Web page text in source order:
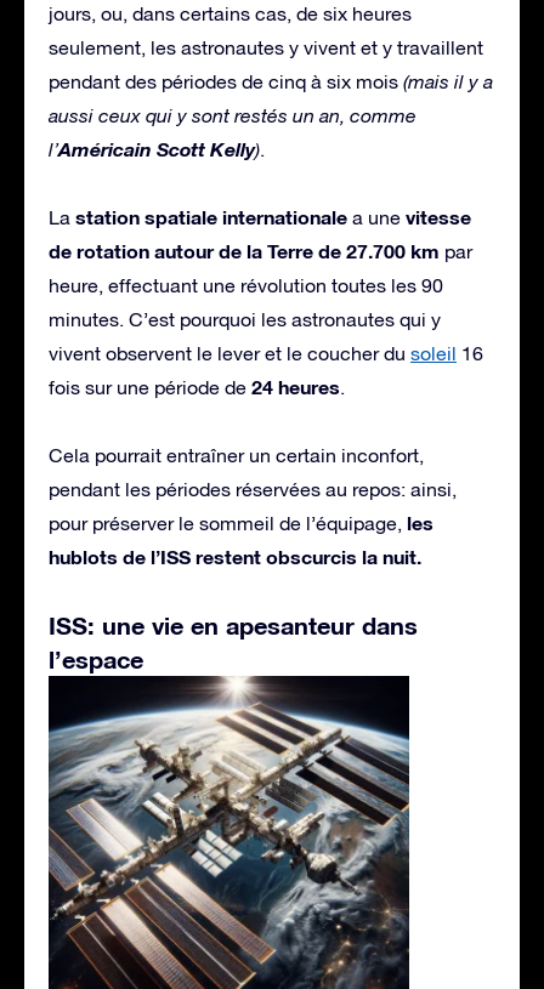
jours, ou, dans certains cas, de six heures
seulement, les astronautes y vivent et y travaillent
pendant des périodes de cinq à six mois (mais il y a
aussi ceux qui y sont restés un an, comme
l’Américain Scott Kelly).
La station spatiale internationale a une vitesse
de rotation autour de la Terre de 27.700 km par
heure, effectuant une révolution toutes les 90
minutes. C’est pourquoi les astronautes qui y
vivent observent le lever et le coucher du soleil 16
fois sur une période de 24 heures.
Cela pourrait entraîner un certain inconfort,
pendant les périodes réservées au repos: ainsi,
pour préserver le sommeil de l’équipage, les
hublots de l’ISS restent obscurcis la nuit.
ISS: une vie en apesanteur dans
l’espace